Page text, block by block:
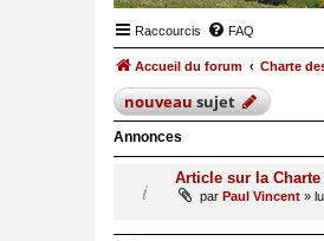
Raccourcis FAQ
Accueil du forum Charte
nouveausujet
Annonces
Article sur la
par Paul Vincent »